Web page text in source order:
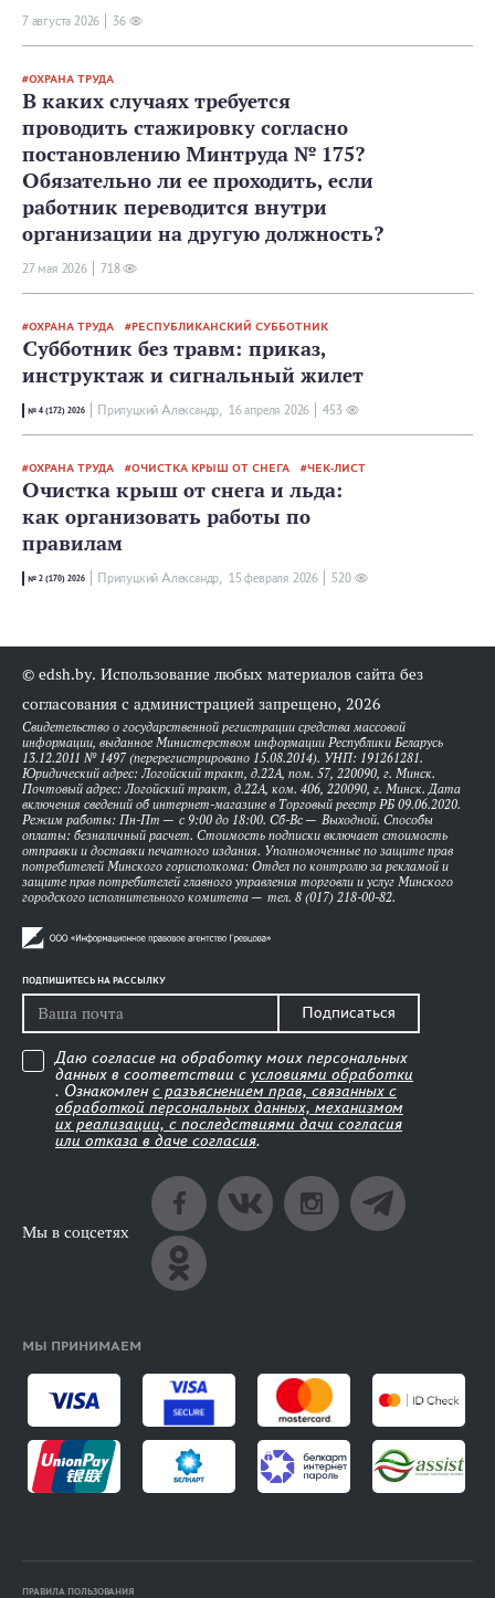
7 августа 2026 36
ОХРАНА ТРУДА
В каких случаях требуется
проводить стажировку согласно
постановлению Минтруда № 175?
Обязательно ли ее проходить, если
работник переводится внутри
организации на другую должность?
27 мая 2026 718
ОХРАНА ТРУДА РЕСПУБЛИКАНСКИЙ СУББОТНИК
Субботник без травм: приказ,
инструктаж и сигнальный жилет
№ 4 (172) 2026 Прилуцкий Александр, 16 апреля 2026 453
ОХРАНА ТРУДА ОЧИСТКА КРЫШ ОТ СНЕГА ЧЕК-ЛИСТ
Очистка крыш от снега и льда:
как организовать работы по
правилам
№ 2 (170) 2026 Прилуцкий Александр, 15 февраля 2026 520
© edsh.by. Использование любых материалов сайта без
согласования с администрацией запрещено, 2026
Свидетельство о государственной регистрации средства массовой
информации, выданное Министерством информации Республики Беларусь
13.12.2011 № 1497 (перерегистрировано 15.08.2014). УНП: 191261281.
Юридический адрес: Логойский тракт, д.22А, пом. 57, 220090, г. Минск.
Почтовый адрес: Логойский тракт, д.22А, ком. 406, 220090, г. Минск. Дата
включения сведений об интернет-магазине в Торговый реестр РБ 09.06.2020.
Режим работы: Пн-Пт — с 9:00 до 18:00. Сб-Вс — Выходной. Способы
оплаты: безналичный расчет. Стоимость подписки включает стоимость
отправки и доставки печатного издания. Уполномоченные по защите прав
потребителей Минского горисполкома: Отдел по контролю за рекламой и
защите прав потребителей главного управления торговли и услуг Минского
городского исполнительного комитета — тел. 8 (017) 218-00-82.
ПОДПИШИТЕСЬ НА РАССЫЛКУ
Подписаться
Даю согласие на обработку моих персональных
данных в соответствии с условиями обработки
. Ознакомлен с разъяснением прав, связанных с
обработкой персональных данных, механизмом
их реализации, с последствиями дачи согласия
или отказа в даче согласия.
Мы в соцсетях
МЫ ПРИНИМАЕМ
ПРАВИЛА ПОЛЬЗОВАНИЯ